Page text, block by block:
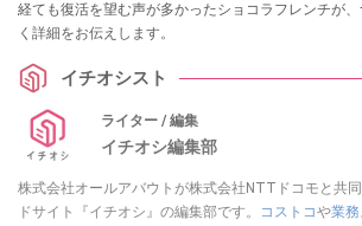
経ても復活を望む声が多かったショコラフレンチが
く詳細をお伝えします。
イチオシスト
ライター / 編集
イチオシ編集部
株式会社オールアバウトが株式会社NTTドコモと共
ドサイト『イチオシ』の編集部です。
コストコや業